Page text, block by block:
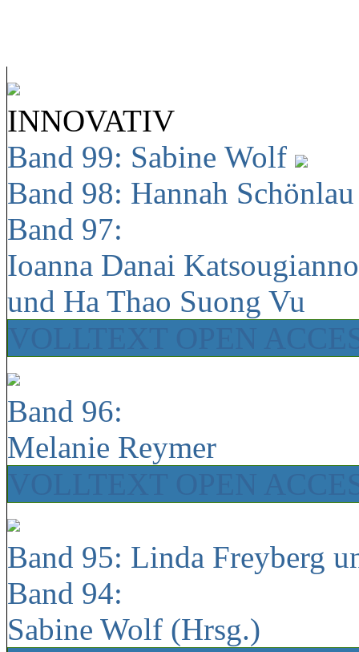
INNOVATIV
Band 99: Sabine Wolf
Band 98: Hannah
Band 97:
Ioanna Danai
und Ha Thao Suong Vu
Band 96:
Melanie Reymer
Band 95: Linda Freyberg
Band 94:
Sabine Wolf (Hrsg.)